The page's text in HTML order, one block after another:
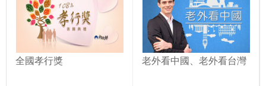
全國孝行獎 老外看中國、老外看台灣